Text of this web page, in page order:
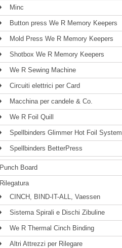
Minc
Button press We R Memory Keepers
Mold Press We R Memory Keepers
Shotbox We R Memory Keepers
We R Sewing Machine
Circuiti elettrici per Card
Macchina per candele & Co.
We R Foil Quill
Spellbinders Glimmer Hot Foil System
Spellbinders BetterPress
Punch Board
Rilegatura
CINCH, BIND-IT-ALL, Vaessen
Sistema Spirali e Dischi Zibuline
We R Thermal Cinch Binding
Altri Attrezzi per Rilegare